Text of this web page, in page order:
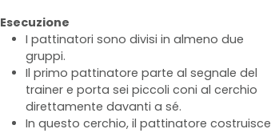
Esecuzione
I pattinatori sono divisi in almeno due
gruppi.
Il primo pattinatore parte al segnale del
trainer e porta sei piccoli coni al cerchio
direttamente davanti a sé.
In questo cerchio, il pattinatore costruisce